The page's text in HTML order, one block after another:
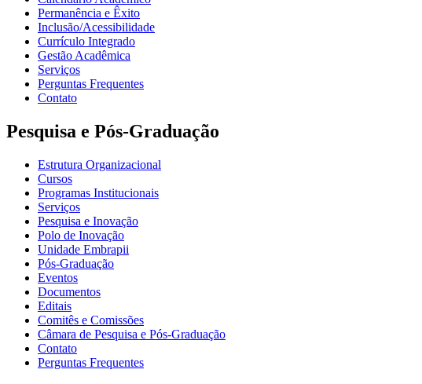
Permanência e Êxito
Inclusão/Acessibilidade
Currículo Integrado
Gestão Acadêmica
Serviços
Perguntas Frequentes
Contato
Pesquisa e Pós-Graduação
Estrutura Organizacional
Cursos
Programas Institucionais
Serviços
Pesquisa e Inovação
Polo de Inovação
Unidade Embrapii
Pós-Graduação
Eventos
Documentos
Editais
Comitês e Comissões
Câmara de Pesquisa e Pós-Graduação
Contato
Perguntas Frequentes